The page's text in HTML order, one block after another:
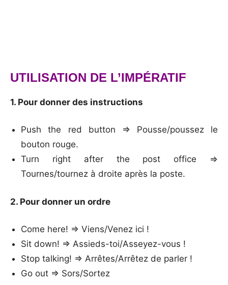
UTILISATION DE L’IMPÉRATIF
1. Pour donner des instructions
Push the red button => Pousse/poussez le
bouton rouge.
Turn right after the post office =>
Tournes/tournez à droite après la poste.
2. Pour donner un ordre
Come here! => Viens/Venez ici !
Sit down! => Assieds-toi/Asseyez-vous !
Stop talking! => Arrêtes/Arrêtez de parler !
Go out => Sors/Sortez